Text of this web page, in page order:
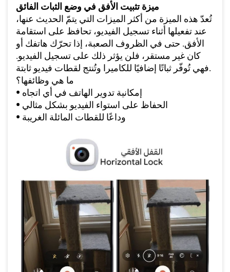
ميزة تثبيت الأفق في وضع الثبات الفائق
تُعدّ هذه الميزة من أكثر الميزات التي يتمّ الحديث عنها،
عند تفعيلها أثناء تسجيل الفيديو، تحافظ على استقامة
الأفق. حتى في الظروف الصعبة، إذا تحرّك هاتفك أو
كان غير مستقر، فلن يؤثر ذلك على تسجيل الفيديو.
فهي تُوفّر ثباتًا إضافيًا للكاميرا وتُنتج لقطات فيديو ثابتة.
ما هي وظائفها؟
• إمكانية تدوير الهاتف في أي اتجاه
• الحفاظ على استواء الفيديو بشكل مثالي
• وداعًا للقطات المائلة الغريبة